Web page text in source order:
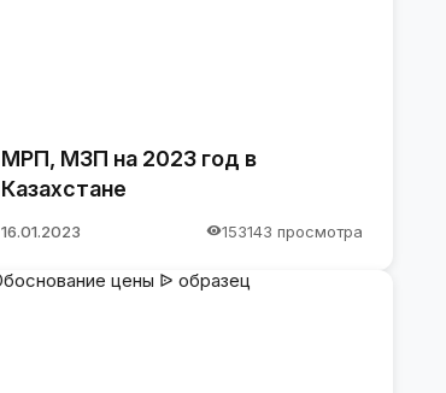
МРП, МЗП на 2023 год в
Казахстане
16.01.2023 153143 просмотра